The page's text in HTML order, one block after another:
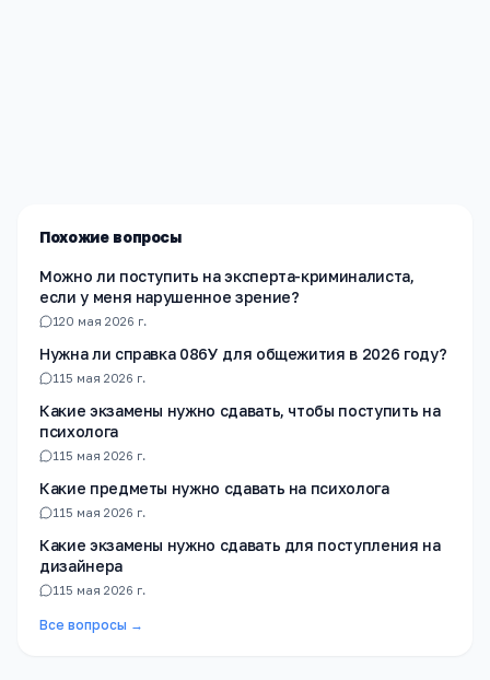
Похожие вопросы
Можно ли поступить на эксперта-криминалиста,
если у меня нарушенное зрение?
120 мая 2026 г.
Нужна ли справка 086У для общежития в 2026 году?
1 15 мая 2026 г.
Какие экзамены нужно сдавать, чтобы поступить на
психолога
1 15 мая 2026 г.
Какие предметы нужно сдавать на психолога
1 15 мая 2026 г.
Какие экзамены нужно сдавать для поступления на
дизайнера
1 15 мая 2026 г.
Все вопросы →